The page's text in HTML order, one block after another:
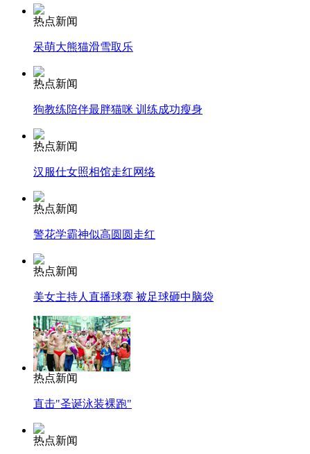
走！跟着总书记去植树
消防员救轻生者
纽约上演“枕头大战”
司机酒驾遇交警 急速倒车逃窜
热点新闻
呆萌大熊猫滑雪取乐
热点新闻
狗教练陪伴最胖猫咪 训练成功瘦身
热点新闻
汉服仕女照相馆走红网络
热点新闻
警花学霸神似高圆圆走红
热点新闻
美女主持人直播球赛 被足球砸中脑袋
热点新闻
直击"圣诞泳装裸跑"
热点新闻